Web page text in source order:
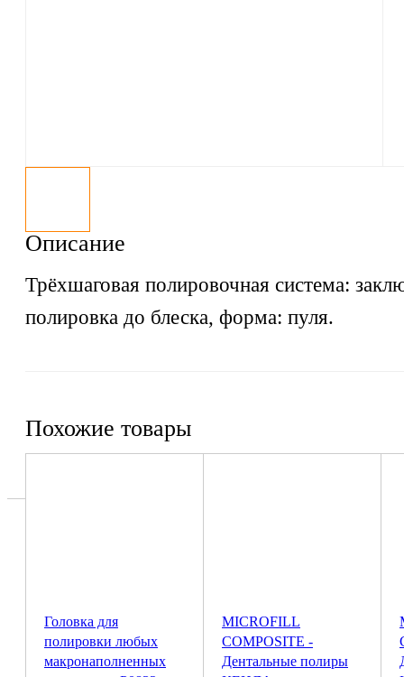
Описание
Трёхшаговая полировочная система:
полировка до блеска, форма: пуля.
Похожие товары
Головка для
полировки любых
макронаполненных
MICROFILL
COMPOSITE -
Дентальные полиры